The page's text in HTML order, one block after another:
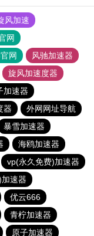
风加速
网
网
风驰加速器
旋风加速度器
加速器
器
外网网址导航
暴雪加速器
海鸥加速器
vp(永久免费)加速器
速器
优云666
青柠加速器
原子加速器